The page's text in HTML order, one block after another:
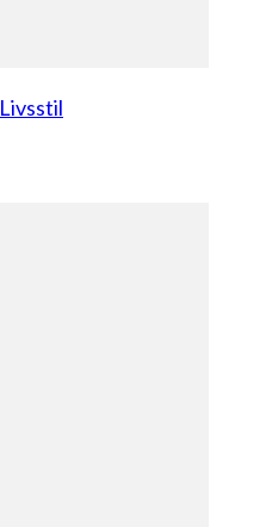
Livsstil